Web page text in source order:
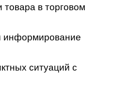
товара в торговом
информирование
ситуаций с